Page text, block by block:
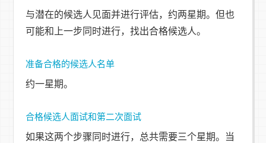
与潜在的候选人见面并进行评估，约两星期。但也
可能和上一步同时进行，找出合格候选人。
准备合格的候选人名单
约一星期。
合格候选人面试和第二次面试
如果这两个步骤同时进行，总共需要三个星期。当